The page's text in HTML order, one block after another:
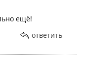
ещё!
ответить